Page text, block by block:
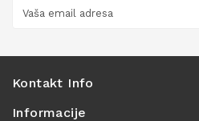
Kontakt Info
Informacije